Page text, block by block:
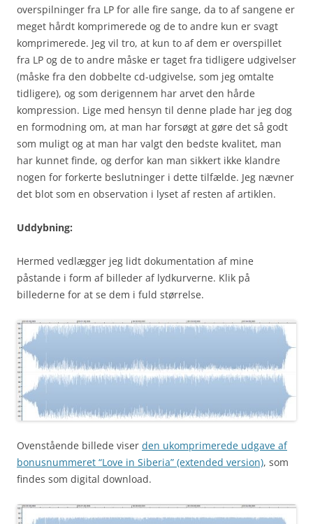
overspilninger fra LP for alle fire sange, da to af sangene er
meget hårdt komprimerede og de to andre kun er svagt
komprimerede. Jeg vil tro, at kun to af dem er overspillet
fra LP og de to andre måske er taget fra tidligere udgivelser
(måske fra den dobbelte cd-udgivelse, som jeg omtalte
tidligere), og som derigennem har arvet den hårde
kompression. Lige med hensyn til denne plade har jeg dog
en formodning om, at man har forsøgt at gøre det så godt
som muligt og at man har valgt den bedste kvalitet, man
har kunnet finde, og derfor kan man sikkert ikke klandre
nogen for forkerte beslutninger i dette tilfælde. Jeg nævner
det blot som en observation i lyset af resten af artiklen.
Uddybning:
Hermed vedlægger jeg lidt dokumentation af mine
påstande i form af billeder af lydkurverne. Klik på
billederne for at se dem i fuld størrelse.
Ovenstående billede viser den ukomprimerede udgave af
bonusnummeret “Love in Siberia” (extended version), som
findes som digital download.